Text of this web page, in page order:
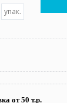
упак.
от 50 т.р.